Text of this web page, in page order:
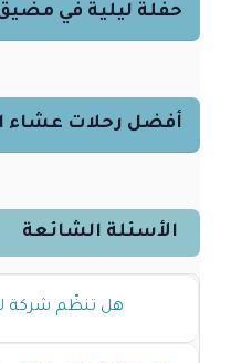
حفلة ليلية في
أفضل رحلات عشاء
الأسئلة الشائعة
هل تنظّم شركة